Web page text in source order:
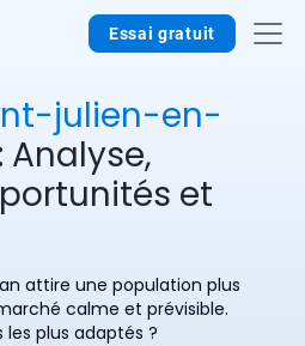
Essai gratuit
julien-en-
: Analyse,
et
attire une population plus
calme et prévisible.
plus adaptés ?